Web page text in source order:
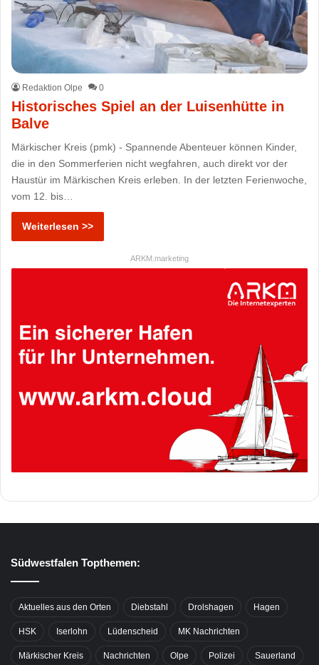
Redaktion Olpe 0
Historisches Spiel an der Luisenhütte in
Balve
Märkischer Kreis (pmk) - Spannende Abenteuer können Kinder,
die in den Sommerferien nicht wegfahren, auch direkt vor der
Haustür im Märkischen Kreis erleben. In der letzten Ferienwoche,
vom 12. bis…
Weiterlesen >>
ARKM.marketing
Südwestfalen Topthemen:
Aktuelles aus den Orten Diebstahl Drolshagen Hagen
HSK Iserlohn Lüdenscheid MK Nachrichten
Märkischer Kreis Nachrichten Olpe Polizei Sauerland